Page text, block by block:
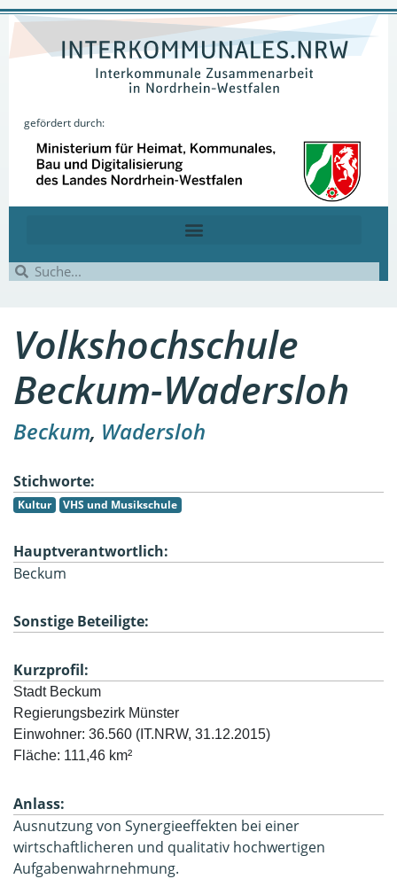
gefördert durch:
Volkshochschule
Beckum-Wadersloh
Beckum, Wadersloh
Stichworte:
Kultur VHS und Musikschule
Hauptverantwortlich:
Beckum
Sonstige Beteiligte:
Kurzprofil:
Fläche: 111,46 km²
Anlass:
Ausnutzung von Synergieeffekten bei einer
wirtschaftlicheren und qualitativ hochwertigen
Aufgabenwahrnehmung.